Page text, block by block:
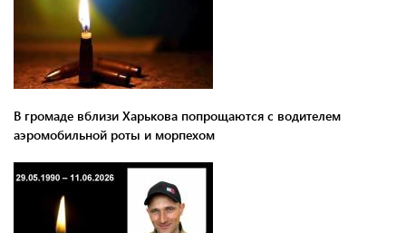
В громаде вблизи Харькова попрощаются с водителем
аэромобильной роты и морпехом